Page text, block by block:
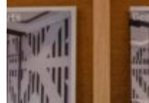
BEAUX
ARTS
MAGAZINE
–
10
ANS